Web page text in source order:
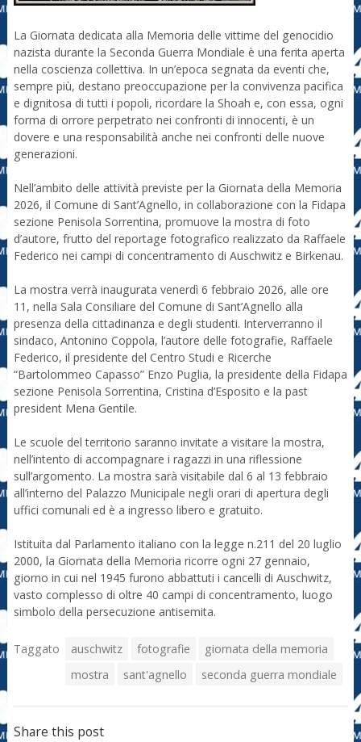
La Giornata dedicata alla Memoria delle vittime del genocidio
nazista durante la Seconda Guerra Mondiale è una ferita aperta
nella coscienza collettiva. In un’epoca segnata da eventi che,
sempre più, destano preoccupazione per la convivenza pacifica
e dignitosa di tutti i popoli, ricordare la Shoah e, con essa, ogni
forma di orrore perpetrato nei confronti di innocenti, è un
dovere e una responsabilità anche nei confronti delle nuove
generazioni.
Nell’ambito delle attività previste per la Giornata della Memoria
2026, il Comune di Sant’Agnello, in collaborazione con la Fidapa
sezione Penisola Sorrentina, promuove la mostra di foto
d’autore, frutto del reportage fotografico realizzato da Raffaele
Federico nei campi di concentramento di Auschwitz e Birkenau.
La mostra verrà inaugurata venerdì 6 febbraio 2026, alle ore
11, nella Sala Consiliare del Comune di Sant’Agnello alla
presenza della cittadinanza e degli studenti. Interverranno il
sindaco, Antonino Coppola, l’autore delle fotografie, Raffaele
Federico, il presidente del Centro Studi e Ricerche
“Bartolommeo Capasso” Enzo Puglia, la presidente della Fidapa
sezione Penisola Sorrentina, Cristina d’Esposito e la past
president Mena Gentile.
Le scuole del territorio saranno invitate a visitare la mostra,
nell’intento di accompagnare i ragazzi in una riflessione
sull’argomento. La mostra sarà visitabile dal 6 al 13 febbraio
all’interno del Palazzo Municipale negli orari di apertura degli
uffici comunali ed è a ingresso libero e gratuito.
Istituita dal Parlamento italiano con la legge n.211 del 20 luglio
2000, la Giornata della Memoria ricorre ogni 27 gennaio,
giorno in cui nel 1945 furono abbattuti i cancelli di Auschwitz,
vasto complesso di oltre 40 campi di concentramento, luogo
simbolo della persecuzione antisemita.
Taggato auschwitz fotografie
giornata della memoria
mostra
sant'agnello seconda guerra mondiale
Share this post